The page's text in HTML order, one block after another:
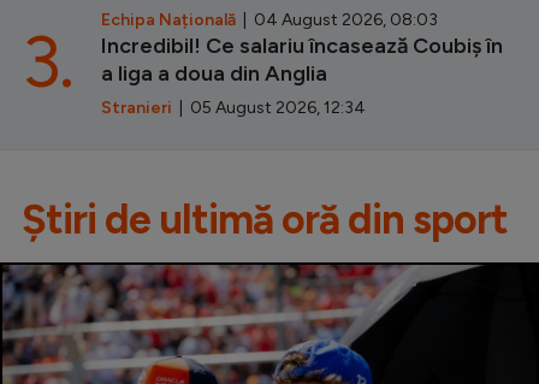
Echipa Națională | 04 August 2026, 08:03
Incredibil! Ce salariu încasează Coubiș în
a liga a doua din Anglia
Stranieri | 05 August 2026, 12:34
3.
Știri de ultimă oră din sport